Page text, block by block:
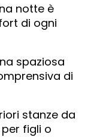
notte è
di ogni
spaziosa
di
stanze da
figli o